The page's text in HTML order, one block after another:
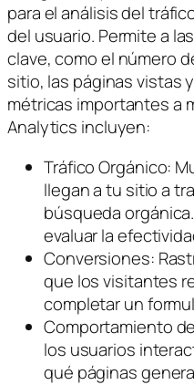
para el análisis del
del usuario. Permite a
clave, como el número
sitio, las páginas vistas
métricas importantes a
Analytics incluyen:
Tráfico Orgánico:
llegan a tu sitio a
búsqueda
evaluar la
Conversiones:
que los visitantes
completar un
Comportamiento
los usuarios
qué páginas